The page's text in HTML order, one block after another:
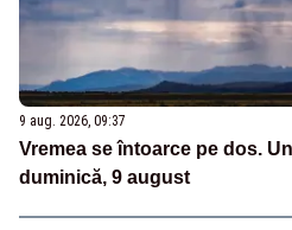
9 aug. 2026, 09:37
Vremea se întoarce pe dos.
duminică, 9 august